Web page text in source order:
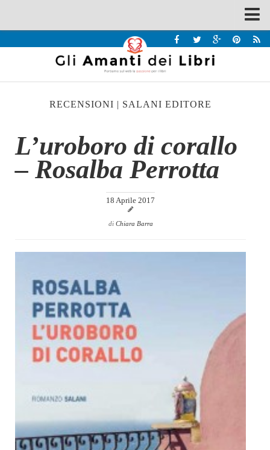
Recensioni
Interviste & Incontri
Chi siamo
Contatti
Dicono di Noi
Rassegna Stampa
Archivio
Autori
Giallo Stresa
RECENSIONI | SALANI EDITORE
L’uroboro di corallo
– Rosalba Perrotta
18 Aprile 2017
di Chiara Barra